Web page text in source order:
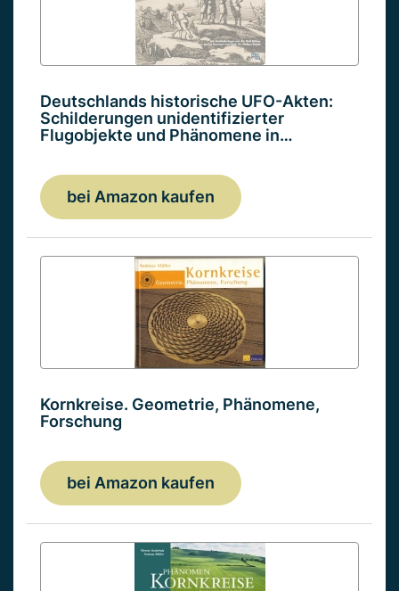
Deutschlands historische UFO-Akten:
Schilderungen unidentifizierter
Flugobjekte und Phänomene in…
bei Amazon kaufen
Kornkreise. Geometrie, Phänomene,
Forschung
bei Amazon kaufen